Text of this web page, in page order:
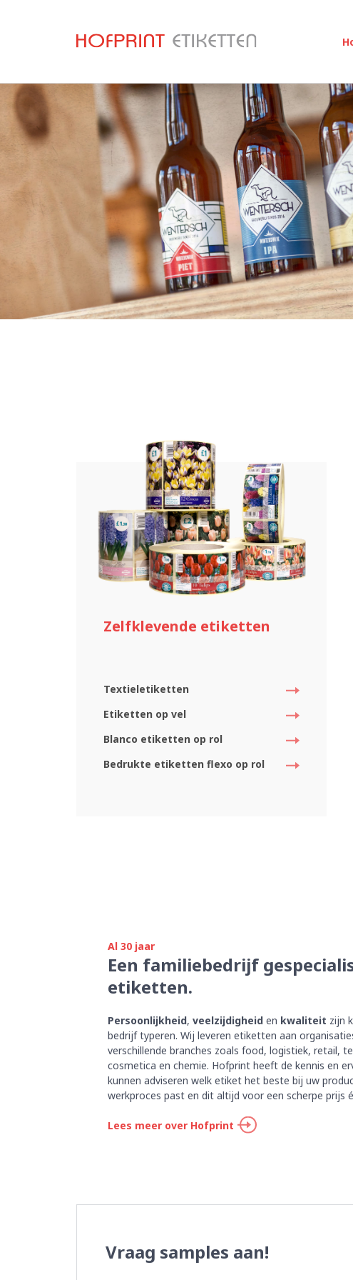
Zelfklevende etiketten
Textieletiketten
Etiketten op vel
Blanco etiketten op rol
Bedrukte etiketten flexo op rol
Al 30 jaar
Een familiebedrijf
etiketten.
Persoonlijkheid, veelzijdigheid en kwaliteit zijn
bedrijf typeren. Wij leveren etiketten aan
verschillende branches zoals food, logistiek, retail,
cosmetica en chemie. Hofprint heeft de kennis en
kunnen adviseren welk etiket het beste bij uw
werkproces past en dit altijd voor een scherpe prijs
Lees meer over Hofprint
Vraag samples aan!